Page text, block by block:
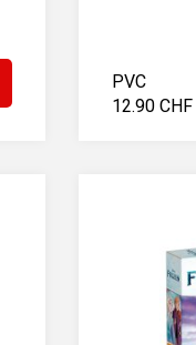
PVC
12.90 CHF